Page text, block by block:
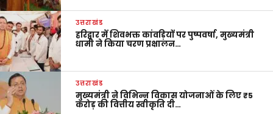
उत्तराखंड
हरिद्वार में शिवभक्त कांवड़ियों पर पुष्पवर्षा, मुख्यमंत्री
धामी ने किया चरण प्रक्षालन…
उत्तराखंड
मुख्यमंत्री ने विभिन्न विकास योजनाओं के लिए ₹5
करोड़ की वित्तीय स्वीकृति दी…